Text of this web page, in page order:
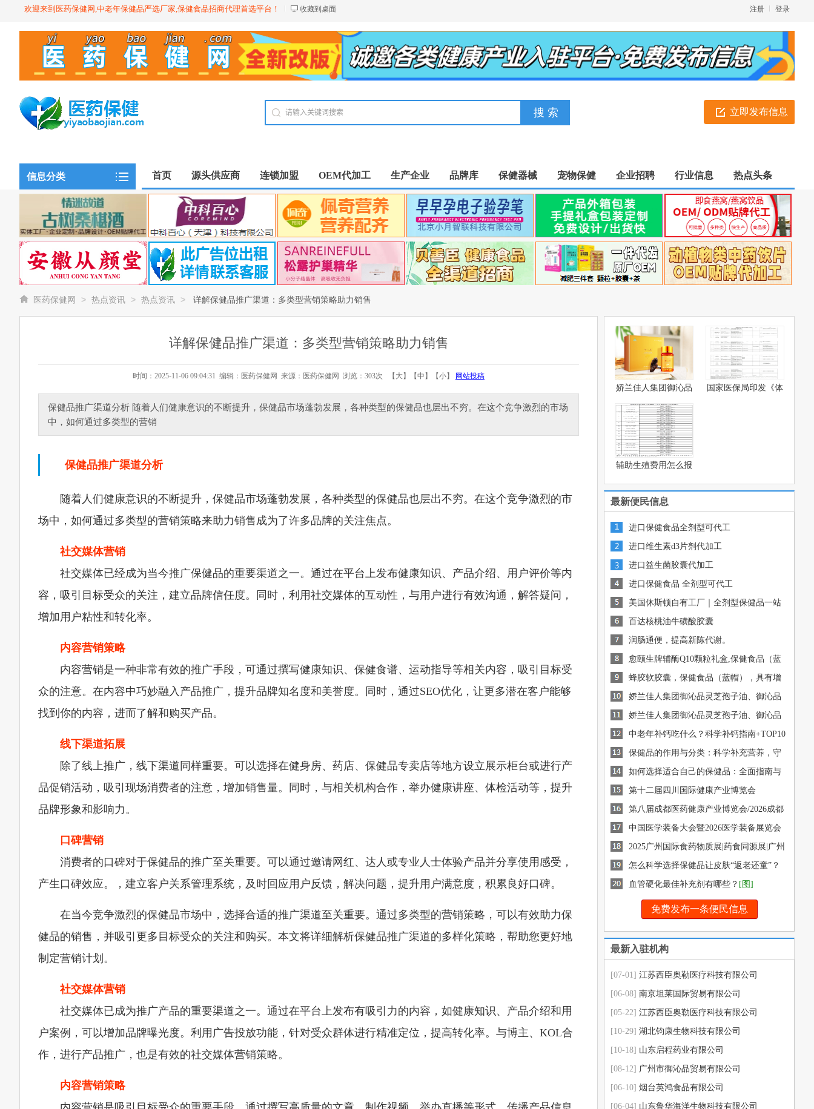
欢迎来到医药保健网,中老年保健品严选厂家,保健食品招商代理首选平台！ 收藏到桌面 登录
注册
立即发布信息
信息分类 首页 源头供应商 连锁加盟 OEM代加工 生产企业 品牌库 保健器械 宠物保健 企业招聘 行业信息 热点头条
医药保健网 > 热点资讯 > 热点资讯 > 详解保健品推广渠道：多类型营销策略助力销售
详解保健品推广渠道：多类型营销策略助力销售
时间：2025-11-06 09:04:31 编辑：医药保健网 来源：医药保健网 浏览：303次 【 大】【中 】【小】 网站投稿
保健品推广渠道分析 随着人们健康意识的不断提升，保健品市场蓬勃发展，各种类型的保健品也层出不穷。在这个竞争激烈的市场
中，如何通过多类型的营销
保健品推广渠道分析
随着人们健康意识的不断提升，保健品市场蓬勃发展，各种类型的保健品也层出不穷。在这个竞争激烈的市
场中，如何通过多类型的营销策略来助力销售成为了许多品牌的关注焦点。
社交媒体营销
社交媒体已经成为当今推广保健品的重要渠道之一。通过在平台上发布健康知识、产品介绍、用户评价等内
容，吸引目标受众的关注，建立品牌信任度。同时，利用社交媒体的互动性，与用户进行有效沟通，解答疑问，
增加用户粘性和转化率。
内容营销策略
内容营销是一种非常有效的推广手段，可通过撰写健康知识、保健食谱、运动指导等相关内容，吸引目标受
众的注意。在内容中巧妙融入产品推广，提升品牌知名度和美誉度。同时，通过SEO优化，让更多潜在客户能够
找到你的内容，进而了解和购买产品。
线下渠道拓展
除了线上推广，线下渠道同样重要。可以选择在健身房、药店、保健品专卖店等地方设立展示柜台或进行产
品促销活动，吸引现场消费者的注意，增加销售量。同时，与相关机构合作，举办健康讲座、体检活动等，提升
品牌形象和影响力。
口碑营销
消费者的口碑对于保健品的推广至关重要。可以通过邀请网红、达人或专业人士体验产品并分享使用感受，
产生口碑效应。，建立客户关系管理系统，及时回应用户反馈，解决问题，提升用户满意度，积累良好口碑。
在当今竞争激烈的保健品市场中，选择合适的推广渠道至关重要。通过多类型的营销策略，可以有效助力保
健品的销售，并吸引更多目标受众的关注和购买。本文将详细解析保健品推广渠道的多样化策略，帮助您更好地
制定营销计划。
社交媒体营销
社交媒体已成为推广产品的重要渠道之一。通过在平台上发布有吸引力的内容，如健康知识、产品介绍和用
户案例，可以增加品牌曝光度。利用广告投放功能，针对受众群体进行精准定位，提高转化率。与博主、KOL合
作，进行产品推广，也是有效的社交媒体营销策略。
内容营销策略
娇兰佳人集团御沁品
灵芝
国家医保局印发《体
辅助生殖费用怎么报
最新便民信息
进口保健食品全剂型可代工
进口维生素d3片剂代加工
进口益生菌胶囊代加工
进口保健食品 全剂型可代工
美国休斯顿自有工厂｜全剂型保健品一站
式OEM/ODM代工
百达核桃油牛磺酸胶囊
润肠通便，提高新陈代谢。
愈颐生牌辅酶Q10颗粒礼盒,保健食品（蓝
帽），有助于增强免疫[图]
蜂胶软胶囊，保健食品（蓝帽），具有增
强免疫力的保健功能[图]
娇兰佳人集团御沁品灵芝孢子油、御沁品
破壁灵芝孢子粉火爆招商中[图]
娇兰佳人集团御沁品灵芝孢子油、御沁品
破壁灵芝孢子粉火爆招商中[图]
中老年补钙吃什么？科学补钙指南+TOP10
钙源推荐[图]
保健品的作用与分类：科学补充营养，守
护健康[图]
如何选择适合自己的保健品：全面指南与
建议 [图]
第十二届四川国际健康产业博览会
第八届成都医药健康产业博览会/2026成都
药交会中国医学装备大会暨2026医学装备展览会
2025广州国际食药物质展|药食同源展|广州
健康展|12月盛
怎么科学选择保健品让皮肤“返老还童”？
[图] 血管硬化最佳补充剂有哪些？ [图]
免费发布一条便民信息
最新入驻机构
[07-01] 江苏西臣奥勒医疗科技有限公司
[06-08] 南京坦莱国际贸易有限公司
[05-22] 江苏西臣奥勒医疗科技有限公司
[10-29] 湖北钧康生物科技有限公司
[10-18] 山东启程药业有限公司
[08-12] 广州市御沁品贸易有限公司
[06-10] 烟台英鸿食品有限公司
[06-04] 山东鲁华海洋生物科技有限公司